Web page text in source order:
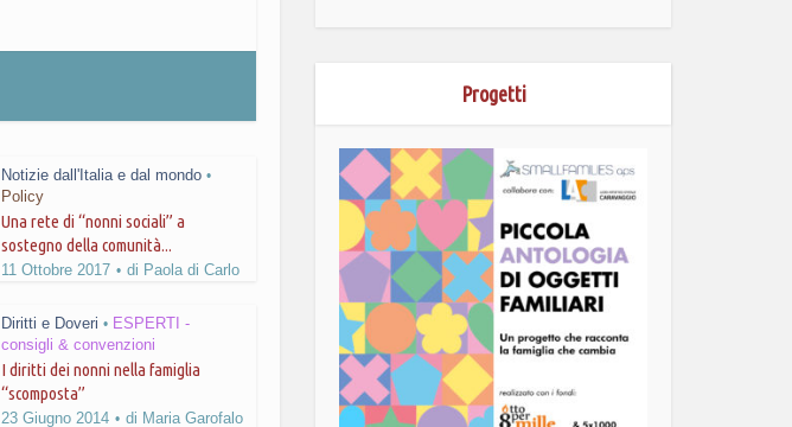
Notizie dall'Italia e dal mondo •
Policy
Una rete di “nonni sociali” a
sostegno della comunità...
11 Ottobre 2017 di Paola di Carlo
Diritti e Doveri • ESPERTI -
consigli & convenzioni
I diritti dei nonni nella famiglia
“scomposta”
23 Giugno 2014 di Maria Garofalo
Progetti